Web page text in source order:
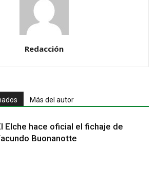
Redacción
Más del autor
Elche hace oficial el fichaje de
Buonanotte